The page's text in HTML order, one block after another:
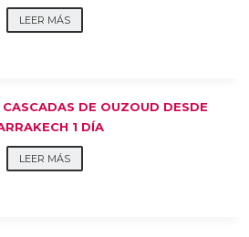
LEER MÁS
DE OUZOUD DESDE
1 DÍA
LEER MÁS